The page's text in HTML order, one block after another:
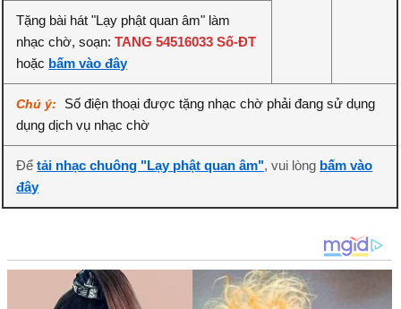
Tặng bài hát "Lạy phật quan âm" làm
nhạc chờ, soạn:TANG 54516033 Số-ĐT
hoặc bấm vào đây
Chú ý:
Số điện thoại được tặng nhạc chờ phải đang sử dụng
dụng dịch vụ nhạc chờ
Đểtải nhạc chuông "Lạy phật quan âm", vui lòng bấm vào
đây